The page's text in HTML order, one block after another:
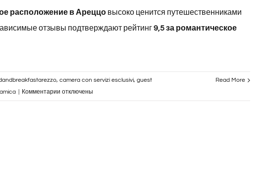
расположение в Ареццовысоко ценится путешественниками
отзывы подтверждают рейтинг9,5 за романтическое
, camera con servizi esclusivi, guest
Комментариик
записи
отключены
Read More